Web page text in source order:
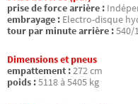
prise de force arrière :
embrayage : Electro-disque
tour par minute arrière :540/
Dimensions et pneus
empattement :272 cm
poids :5118 à 5405 kg